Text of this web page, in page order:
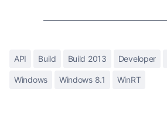
API Build Build 2013 Developer
Windows Windows 8.1 WinRT